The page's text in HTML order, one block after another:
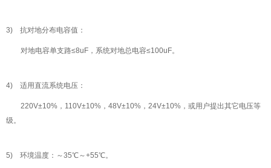
3) 抗对地分布电容值：
对地电容单支路≤8uF，系统对地总电容≤100uF。
4) 适用直流系统电压：
220V±10%，110V±10%，48V±10%，24V±10%，或用户提出其它电压等
级。
5) 环境温度： ～35℃～+55℃。